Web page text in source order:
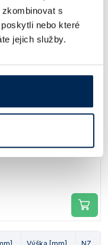
s
nebo které
jejich služby.
odměrné sklo je
v souladu s platnými
každé baňky je
číselným kódem)
Výška [mm] NZ
7/16